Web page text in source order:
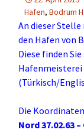
Hafen, Bodrum
An dieser
den Hafen von
Diese finden
Hafenmeisterei
(Türkisch/
Die
Nord 37.02.63